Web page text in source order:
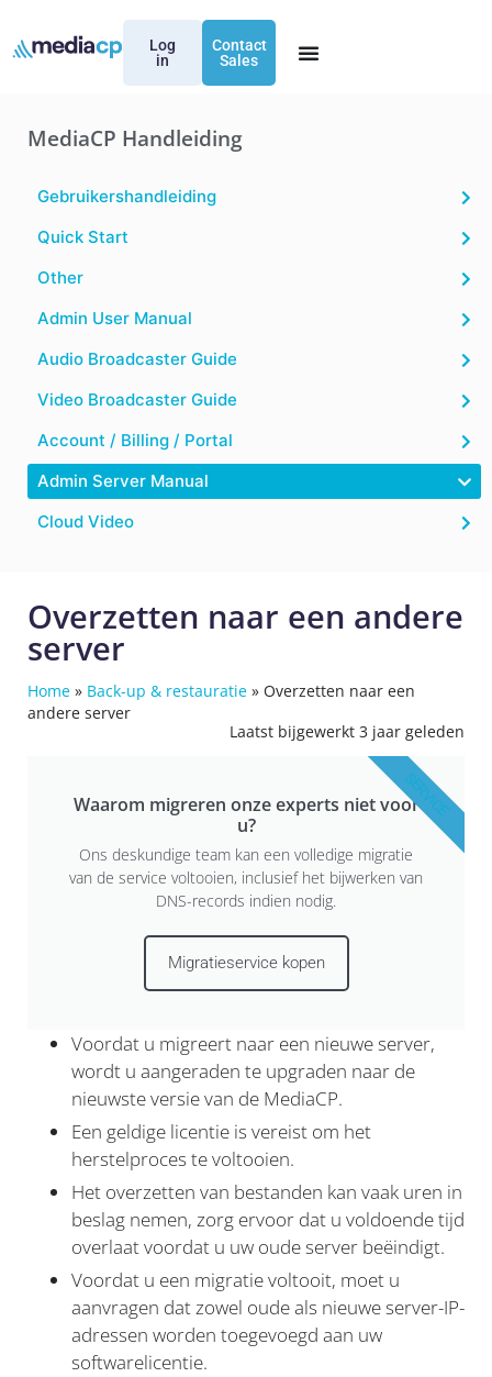
Log
in
Contact
Sales
MediaCP Handleiding
Gebruikershandleiding
Quick Start
Other
Admin User Manual
Audio Broadcaster Guide
Video Broadcaster Guide
Account / Billing / Portal
Admin Server Manual
Cloud Video
Overzetten naar een andere
server
Home » Back-up & restauratie » Overzetten naar een
andere server
Laatst bijgewerkt 3 jaar geleden
Waarom migreren onze experts niet voor
u?
Ons deskundige team kan een volledige migratie
van de service voltooien, inclusief het bijwerken van
DNS-records indien nodig.
Migratieservice kopen
SERVICE
Voordat u migreert naar een nieuwe server,
wordt u aangeraden te upgraden naar de
nieuwste versie van de MediaCP.
Een geldige licentie is vereist om het
herstelproces te voltooien.
Het overzetten van bestanden kan vaak uren in
beslag nemen, zorg ervoor dat u voldoende tijd
overlaat voordat u uw oude server beëindigt.
Voordat u een migratie voltooit, moet u
aanvragen dat zowel oude als nieuwe server-IP-
adressen worden toegevoegd aan uw
softwarelicentie.